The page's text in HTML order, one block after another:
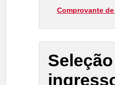
Comprovante